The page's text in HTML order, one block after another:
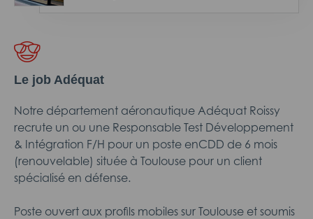
Le job Adéquat
Notre département aéronautique Adéquat Roissy
recrute un ou une Responsable Test Développement
& Intégration F/H pour un poste enCDD de 6 mois
(renouvelable) située à Toulouse pour un client
spécialisé en défense.
Poste ouvert aux profils mobiles sur Toulouse et soumis